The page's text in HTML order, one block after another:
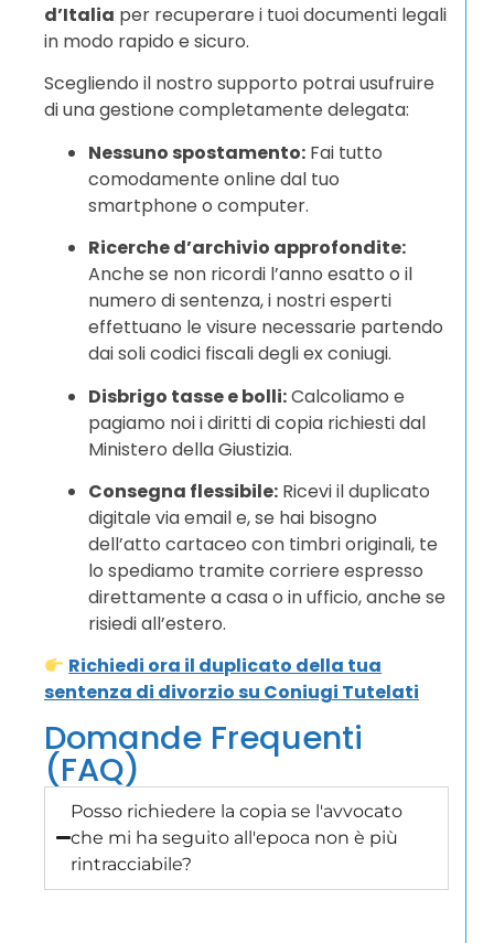
d’Italia per recuperare i tuoi documenti legali
in modo rapido e sicuro.
Scegliendo il nostro supporto potrai usufruire
di una gestione completamente delegata:
Nessuno spostamento: Fai tutto
comodamente online dal tuo
smartphone o computer.
Ricerche d’archivio approfondite:
Anche se non ricordi l’anno esatto o il
numero di sentenza, i nostri esperti
effettuano le visure necessarie partendo
dai soli codici fiscali degli ex coniugi.
Disbrigo tasse e bolli:Calcoliamo e
pagiamo noi i diritti di copia richiesti dal
Ministero della Giustizia.
Consegna flessibile: Ricevi il duplicato
digitale via email e, se hai bisogno
dell’atto cartaceo con timbri originali, te
lo spediamo tramite corriere espresso
direttamente a casa o in ufficio, anche se
risiedi all’estero.
Richiedi ora il duplicato della tua
sentenza di divorzio su Coniugi Tutelati
Domande Frequenti
(FAQ)
Posso richiedere la copia se l'avvocato
che mi ha seguito all'epoca non è più
rintracciabile?